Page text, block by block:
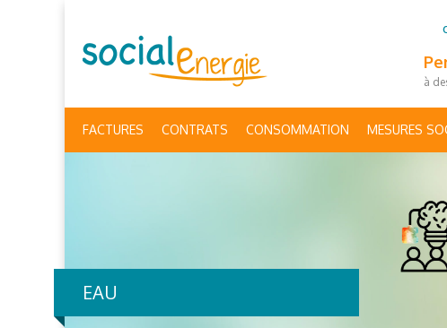
à
FACTURES CONTRATS CONSOMMATION MESURES
EAU